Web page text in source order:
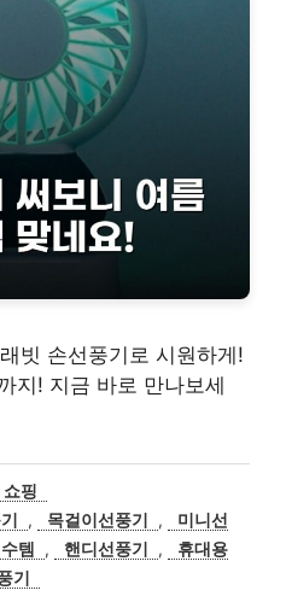
빗 손선풍기로 시원하게!
지! 지금 바로 만나보세
카쇼핑
, 목걸이선풍기 ,
미니선
템 , 핸디선풍기 ,
휴대용
기